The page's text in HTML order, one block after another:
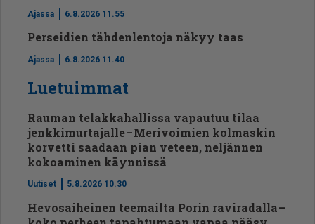
Ajassa 6.8.2026 11.55
Perseidien tähdenlentoja näkyy taas
Ajassa 6.8.2026 11.40
Luetuimmat
Rauman telakkahallissa vapautuu tilaa
jenkkimurtajalle – Merivoimien kolmaskin
korvetti saadaan pian veteen, neljännen
kokoaminen käynnissä
Uutiset 5.8.2026 10.30
Hevosaiheinen teemailta Porin raviradalla –